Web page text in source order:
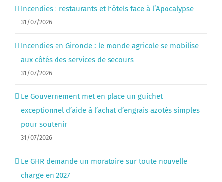
Incendies : restaurants et hôtels face à l’Apocalypse
31/07/2026
Incendies en Gironde : le monde agricole se mobilise
aux côtés des services de secours
31/07/2026
Le Gouvernement met en place un guichet
exceptionnel d’aide à l’achat d’engrais azotés simples
pour soutenir
31/07/2026
Le GHR demande un moratoire sur toute nouvelle
charge en 2027